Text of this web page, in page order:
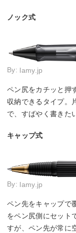
ノック式
By: lamy.jp
ペン尻をカチッと押
収納できるタイプ。
で、すばやく書きた
キャップ式
By: lamy.jp
ペン先をキャップで
をペン尻側にセット
すが、ペン先が常に